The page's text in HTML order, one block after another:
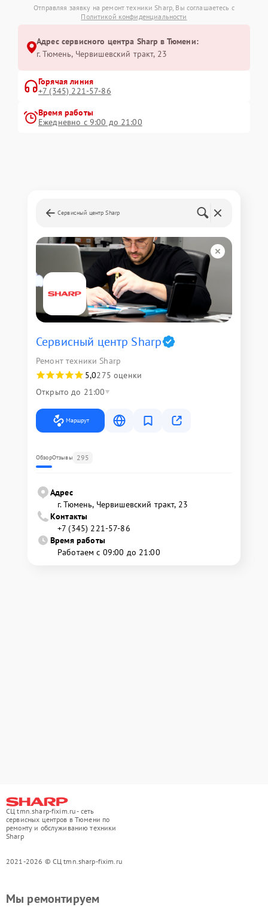
Отправляя заявку на ремонт техники Sharp, Вы соглашаетесь с
Политикой конфиденциальности
Адрес сервисного центра Sharp в Тюмени:
г. Тюмень, ​Червишевский тракт, 23
Горячая линия
+7 (345) 221-57-86
Время работы
Ежедневно с 9:00 до 21:00
Сервисный центр Sharp
Сервисный центр Sharp
Ремонт техники Sharp
5,0275 оценки
Открыто до 21:00
Маршрут
ОбзорОтзывы 295
Адрес
г. Тюмень, ​Червишевский тракт, 23
Контакты
+7 (345) 221-57-86
Время работы
Работаем с 09:00 до 21:00
СЦ tmn.sharp-fixim.ru - сеть
сервисных центров в Тюмени по
ремонту и обслуживанию техники
Sharp
2021-2026 © СЦ tmn.sharp-fixim.ru
Мы ремонтируем